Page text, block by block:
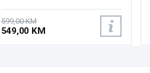
FreeSync, Vrijeme odziva: 5ms,
Priključci: HDMI, Displayport
599,00 KM
549,00 KM